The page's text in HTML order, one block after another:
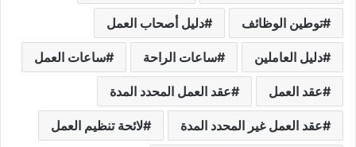
توطين الوظائف دليل أصحاب العمل
دليل العاملين ساعات الراحة ساعات العمل
عقد العمل عقد العمل المحدد المدة
عقد العمل غير المحدد المدة لائحة تنظيم العمل